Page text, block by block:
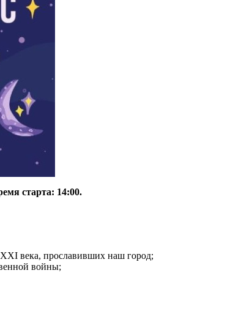
старта: 14:00.
века, прославивших наш город;
войны;